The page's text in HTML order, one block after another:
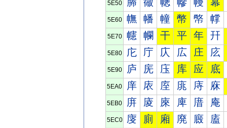
5E50
5E60 幠 幡 幢 幣 幤 幥
5E70 幰 幱 干 平 年 幵
5E80 庀 庁 庂 広 庄 庅
5E90 庐 庑 庒 库 应 底
5EA0 庠 庡 庢 庣 庤 庥
5EB0 庰 庱 庲 庳 庴 庵
5EC0 廀 廁 廂 廃 廄 廅